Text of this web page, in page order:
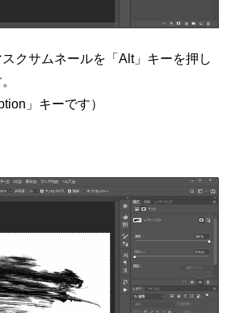
クサムネールを「Alt」キーを押し
」キーです）